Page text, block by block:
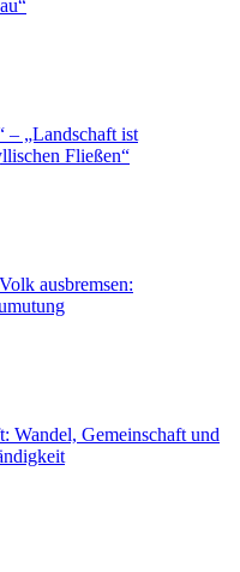
– „Landschaft ist
Fließen“
ausbremsen:
Wandel, Gemeinschaft und